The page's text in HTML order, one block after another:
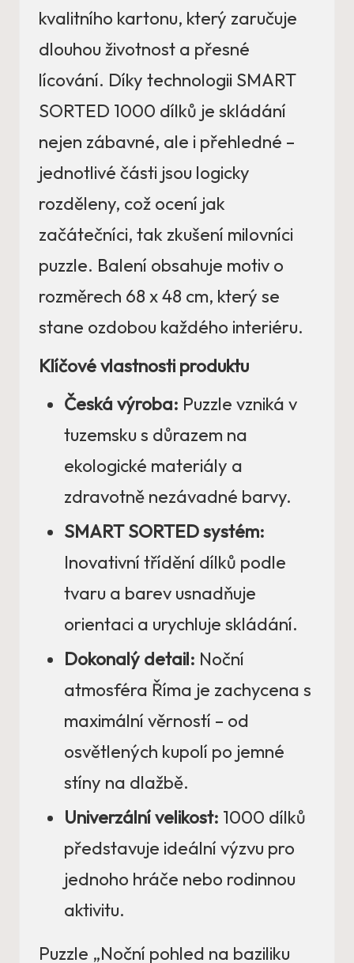
kvalitního kartonu, který zaručuje
dlouhou životnost a přesné
lícování. Díky technologii SMART
SORTED 1000 dílků je skládání
nejen zábavné, ale i přehledné –
jednotlivé části jsou logicky
rozděleny, což ocení jak
začátečníci, tak zkušení milovníci
puzzle. Balení obsahuje motiv o
rozměrech 68 x 48 cm, který se
stane ozdobou každého interiéru.
Klíčové vlastnosti produktu
Česká výroba: Puzzle vzniká v
tuzemsku s důrazem na
ekologické materiály a
zdravotně nezávadné barvy.
SMART SORTED systém:
Inovativní třídění dílků podle
tvaru a barev usnadňuje
orientaci a urychluje skládání.
Dokonalý detail: Noční
atmosféra Říma je zachycena s
maximální věrností – od
osvětlených kupolí po jemné
stíny na dlažbě.
Univerzální velikost: 1000 dílků
představuje ideální výzvu pro
jednoho hráče nebo rodinnou
aktivitu.
Puzzle „Noční pohled na baziliku